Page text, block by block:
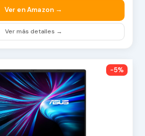
Ver en Amazon →
Ver más detalles →
-5%